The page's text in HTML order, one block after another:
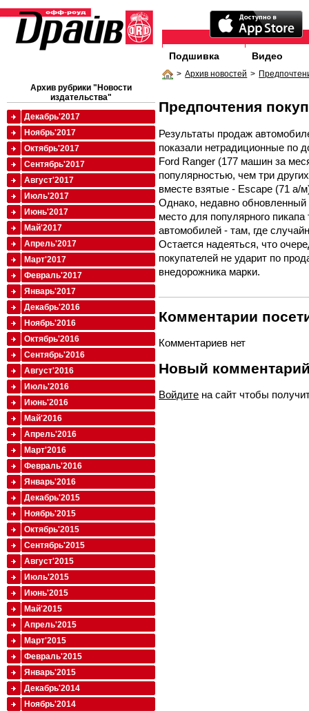
Подшивка Видео
> Архив новостей >
Предпочтения
Результаты продаж
показали нетрадиционные по
Ford Ranger (177 машин за
популярностью, чем три
вместе взятые - Escape (71 а/
Однако, недавно
место для популярного
автомобилей - там, где
Остается надеяться, что
покупателей не ударит по
внедорожника марки.
Комментарии
Комментариев нет
Новый
Войдите на сайт чтобы
Архив рубрики "Новости
издательства"
Декабрь'2017
Ноябрь'2017
Октябрь'2017
Сентябрь'2017
Август'2017
Июль'2017
Июнь'2017
Май'2017
Апрель'2017
Март'2017
Февраль'2017
Январь'2017
Декабрь'2016
Ноябрь'2016
Октябрь'2016
Сентябрь'2016
Август'2016
Июль'2016
Июнь'2016
Май'2016
Апрель'2016
Март'2016
Февраль'2016
Январь'2016
Декабрь'2015
Ноябрь'2015
Октябрь'2015
Сентябрь'2015
Август'2015
Июль'2015
Июнь'2015
Май'2015
Апрель'2015
Март'2015
Февраль'2015
Январь'2015
Декабрь'2014
Ноябрь'2014